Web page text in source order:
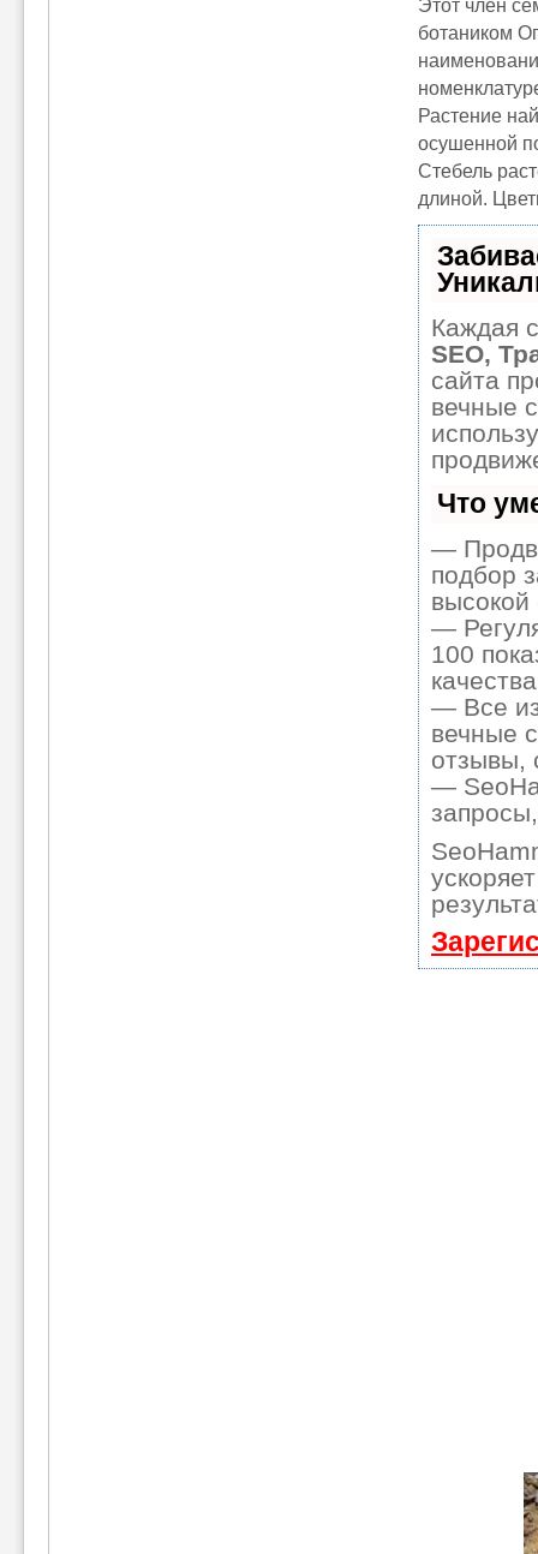
Этот член
ботаником
Растение
осушенной
Стебель
длиной.
Каждая
SEO,
сайта
вечные
Что
—
подбор
высокой
—
100
— Все
вечные
отзывы,
—